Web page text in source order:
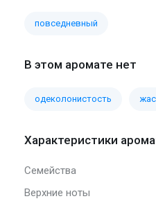
повседневный
В этом аромате нет
одеколонистость
Характеристики
Семейства
Верхние ноты